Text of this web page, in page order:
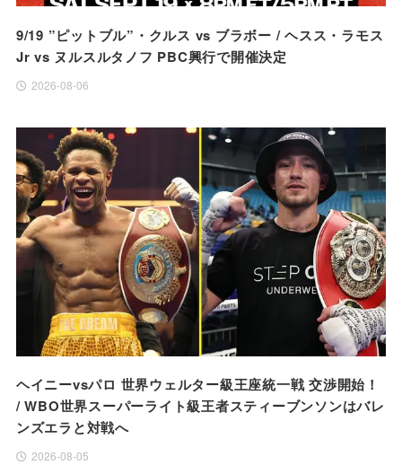
9/19 ”ピットブル”・クルス vs ブラボー / ヘスス・ラモス
Jr vs ヌルスルタノフ PBC興行で開催決定
2026-08-06
ヘイニーvsパロ 世界ウェルター級王座統一戦 交渉開始！
/ WBO世界スーパーライト級王者スティーブンソンはバレ
ンズエラと対戦へ
2026-08-05